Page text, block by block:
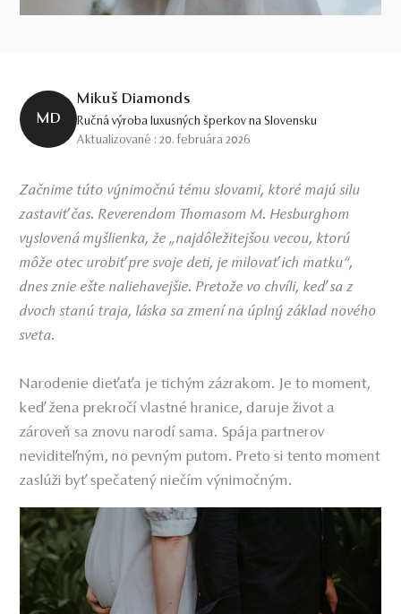
MD
Mikuš Diamonds
Ručná výroba luxusných šperkov na Slovensku
Aktualizované : 20. februára 2026
Začnime túto výnimočnú tému slovami, ktoré majú silu
zastaviť čas. Reverendom Thomasom M. Hesburghom
vyslovená myšlienka, že „najdôležitejšou vecou, ktorú
môže otec urobiť pre svoje deti, je milovať ich matku“,
dnes znie ešte naliehavejšie. Pretože vo chvíli, keď sa z
dvoch stanú traja, láska sa zmení na úplný základ nového
sveta.
Narodenie dieťaťa je tichým zázrakom. Je to moment,
keď žena prekročí vlastné hranice, daruje život a
zároveň sa znovu narodí sama. Spája partnerov
neviditeľným, no pevným putom. Preto si tento moment
zaslúži byť spečatený niečím výnimočným.